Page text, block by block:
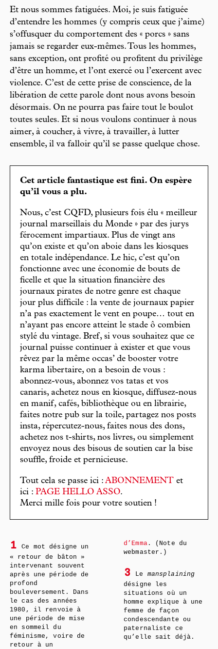
Et nous sommes fatiguées. Moi, je suis fatiguée
d’entendre les hommes (y compris ceux que j’aime)
s’offusquer du comportement des « porcs » sans
jamais se regarder eux-mêmes. Tous les hommes,
sans exception, ont profité ou profitent du privilège
d’être un homme, et l’ont exercé ou l’exercent avec
violence. C’est de cette prise de conscience, de la
libération de cette parole dont nous avons besoin
désormais. On ne pourra pas faire tout le boulot
toutes seules. Et si nous voulons continuer à nous
aimer, à coucher, à vivre, à travailler, à lutter
ensemble, il va falloir qu’il se passe quelque chose.
Cet article fantastique est fini. On espère
qu’il vous a plu.
Nous, c’est CQFD, plusieurs fois élu « meilleur
journal marseillais du Monde » par des jurys
férocement impartiaux. Plus de vingt ans
qu’on existe et qu’on aboie dans les kiosques
en totale indépendance. Le hic, c’est qu’on
fonctionne avec une économie de bouts de
ficelle et que la situation financière des
journaux pirates de notre genre est chaque
jour plus difficile : la vente de journaux papier
n’a pas exactement le vent en poupe… tout en
n’ayant pas encore atteint le stade ô combien
stylé du vintage. Bref, si vous souhaitez que ce
journal puisse continuer à exister et que vous
rêvez par la même occas’ de booster votre
karma libertaire, on a besoin de vous :
abonnez-vous, abonnez vos tatas et vos
canaris, achetez nous en kiosque, diffusez-nous
en manif, cafés, bibliothèque ou en librairie,
faites notre pub sur la toile, partagez nos posts
insta, répercutez-nous, faites nous des dons,
achetez nos t-shirts, nos livres, ou simplement
envoyez nous des bisous de soutien car la bise
souffle, froide et pernicieuse.
Tout cela se passe ici : ABONNEMENT et
ici : PAGE HELLO ASSO.
Merci mille fois pour votre soutien !
1
Ce mot désigne un
« retour de bâton »
intervenant souvent
après une période de
profond
bouleversement. Dans
le cas des années
1980, il renvoie à
une période de mise
en sommeil du
féminisme, voire de
retour à un
d’Emma. (Note du
webmaster.)
3 Le mansplaining
désigne les
situations où un
homme explique à une
femme de façon
condescendante ou
paternaliste ce
qu’elle sait déjà.